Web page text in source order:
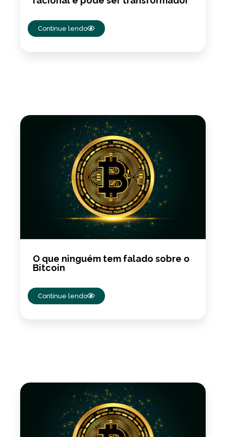
Continue lendo
O que ninguém tem falado sobre o
Bitcoin
Continue lendo